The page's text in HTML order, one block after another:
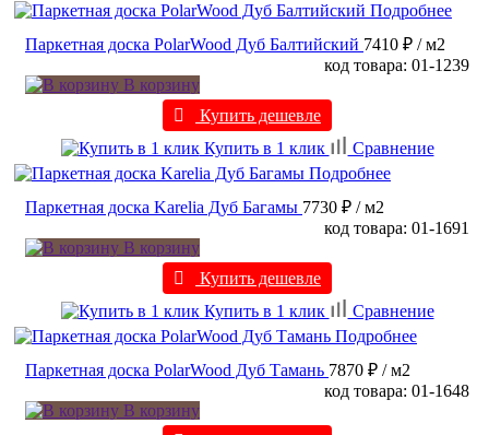
Подробнее
Паркетная доска PolarWood Дуб Балтийский 7410 ₽ / м2
код товара: 01-1239
В корзину
Купить дешевле
Купить в 1 клик
Сравнение
Подробнее
Паркетная доска Karelia Дуб Багамы 7730 ₽ / м2
код товара: 01-1691
В корзину
Купить дешевле
Купить в 1 клик
Сравнение
Подробнее
Паркетная доска PolarWood Дуб Тамань 7870 ₽ / м2
код товара: 01-1648
В корзину